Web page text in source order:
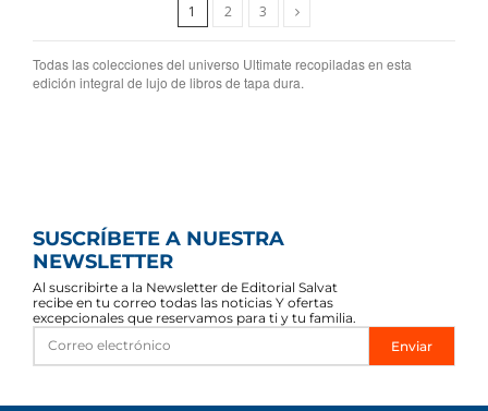
1 2 3 Siguiente
Todas las colecciones del universo Ultimate recopiladas en esta
edición integral de lujo de libros de tapa dura.
SUSCRÍBETE A NUESTRA
NEWSLETTER
Al suscribirte a la Newsletter de Editorial Salvat
recibe en tu correo todas las noticias Y ofertas
excepcionales que reservamos para ti y tu familia.
Enviar